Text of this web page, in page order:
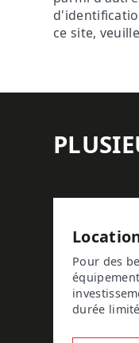
ce site,
Pour des
durée